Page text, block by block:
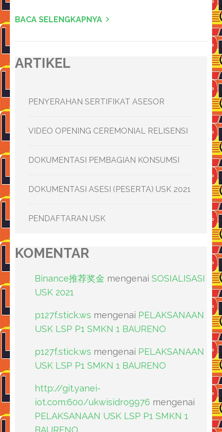
BACA SELENGKAPNYA
ARTIKEL
PENYERAHAN SERTIFIKAT ASESOR
VIDEO OPENING CEREMONIAL RELISENSI
DOKUMENTASI PEMBAGIAN KONSUMSI
DOKUMENTASI ASESI (PESERTA) USK 2021
PENDAFTARAN USK
KOMENTAR
Binance推荐奖金 mengenai SOSIALISASI
USK 2021
p127f.stick.ws mengenai PELAKSANAAN
USK LSP P1 SMKN 1 BAURENO
p127f.stick.ws mengenai PELAKSANAAN
USK LSP P1 SMKN 1 BAURENO
http://git.yanei-
iot.com:600/ukwisidro9976 mengenai
PELAKSANAAN USK LSP P1 SMKN 1
BAURENO